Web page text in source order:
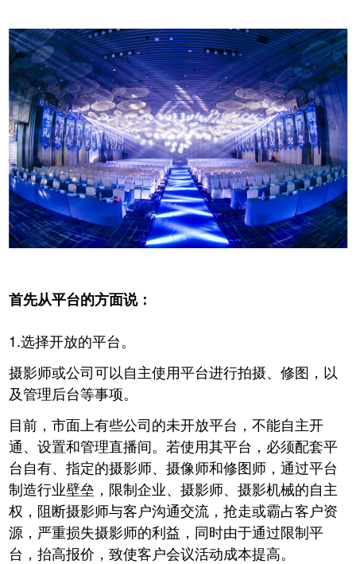
首先从平台的方面说：
1.选择开放的平台。
摄影师或公司可以自主使用平台进行拍摄、修图，以
及管理后台等事项。
目前，市面上有些公司的未开放平台，不能自主开
通、设置和管理直播间。若使用其平台，必须配套平
台自有、指定的摄影师、摄像师和修图师，通过平台
制造行业壁垒，限制企业、摄影师、摄影机械的自主
权，阻断摄影师与客户沟通交流，抢走或霸占客户资
源，严重损失摄影师的利益，同时由于通过限制平
台，抬高报价，致使客户会议活动成本提高。